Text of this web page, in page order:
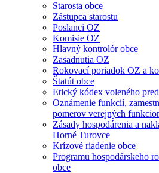
Starosta obce
Zástupca starostu
Poslanci OZ
Komisie OZ
Hlavný kontrolór obce
Zasadnutia OZ
Rokovací poriadok OZ a
Štatút obce
Etický kódex voleného
Oznámenie funkcií,
pomerov verejných
Zásady hospodárenia a
Horné Turovce
Krízové riadenie obce
Programu hospodárskeho
obce